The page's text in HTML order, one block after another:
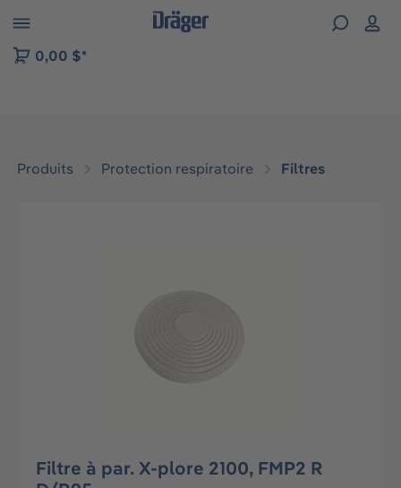
to B2B platform navigation
0,00 $*
Produits Protection respiratoire Filtres
Filtre à par. X-plore 2100, FMP2 R